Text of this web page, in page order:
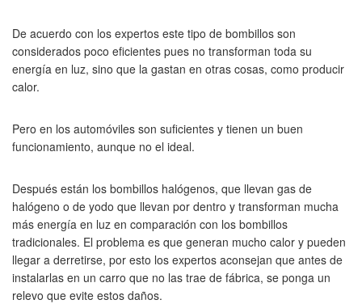
De acuerdo con los expertos este tipo de bombillos son
considerados poco eficientes pues no transforman toda su
energía en luz, sino que la gastan en otras cosas, como producir
calor.
Pero en los automóviles son suficientes y tienen un buen
funcionamiento, aunque no el ideal.
Después están los bombillos halógenos, que llevan gas de
halógeno o de yodo que llevan por dentro y transforman mucha
más energía en luz en comparación con los bombillos
tradicionales. El problema es que generan mucho calor y pueden
llegar a derretirse, por esto los expertos aconsejan que antes de
instalarlas en un carro que no las trae de fábrica, se ponga un
relevo que evite estos daños.